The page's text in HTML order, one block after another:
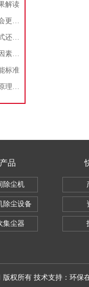
解读
怎样操作滤筒式集尘设备才会更安全
滤筒式集尘设备到底是竖装式还是横装式？
选购粉尘集尘机时这些参考因素很重要！
标准
关于滤筒式集尘设备的工作原理及特点说明
品
除尘机
除尘设备
集尘器
权所有 技术支持： 环保